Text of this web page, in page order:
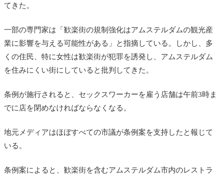
てきた。
一部の専門家は「歓楽街の規制強化はアムステルダムの観光産
業に影響を与える可能性がある」と指摘している。しかし、多
くの住民、特に女性は歓楽街が犯罪を誘発し、アムステルダム
を住みにくい街にしていると批判してきた。
条例が施行されると、セックスワーカーを雇う店舗は午前3時ま
でに店を閉めなければならなくなる。
地元メディアはほぼすべての市議が条例案を支持したと報じて
いる。
条例案によると、歓楽街を含むアムステルダム市内のレストラ